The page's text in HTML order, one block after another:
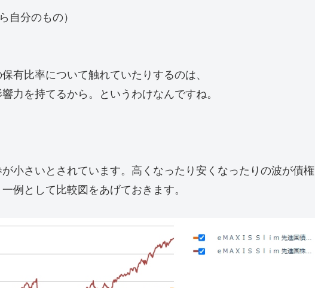
自分のもの）
有比率について触れていたりするのは、
力を持てるから。というわけなんですね。
小さいとされています。高くなったり安くなったりの波が債権
例として比較図をあげておきます。